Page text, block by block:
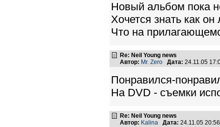
Новый альбом пока
Хочется знать как
Что на
Re: Neil Young news
Автор: Mr. Zero Дата: 24.11.05
Понравился-
На DVD - съемки
Re: Neil Young news
Автор: Kalina Дата: 24.11.05